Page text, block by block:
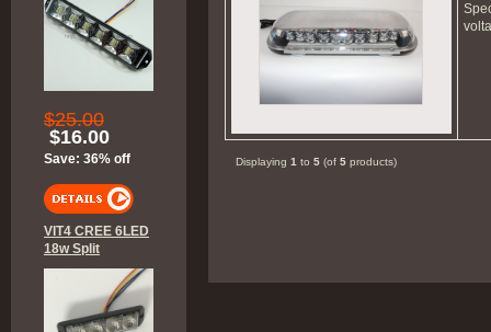
$25.00
$16.00
Save: 36% off
VIT4 CREE 6LED
18w Split
Displaying 1 to 5 (of 5 products)